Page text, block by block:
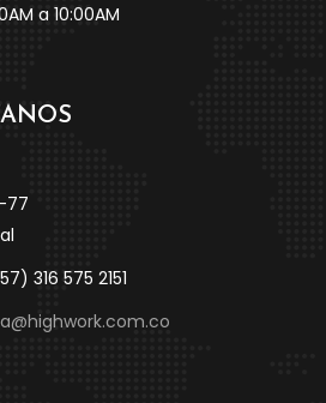
a 10:00AM
77
316 575 2151